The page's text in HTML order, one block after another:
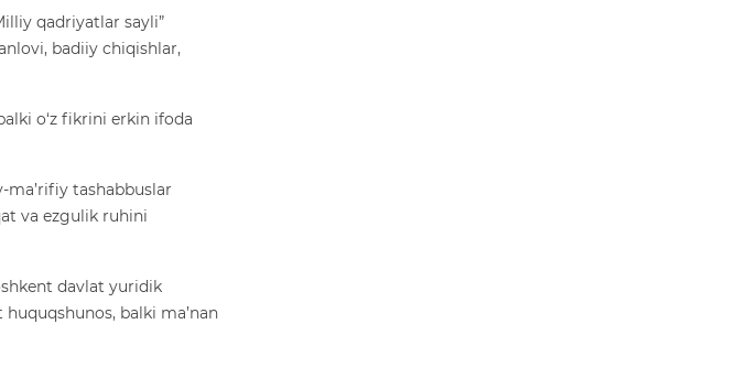
qadriyatlar sayli”
badiiy chiqishlar,
o‘z fikrini erkin ifoda
tashabbuslar
va ezgulik ruhini
davlat yuridik
balki ma’nan